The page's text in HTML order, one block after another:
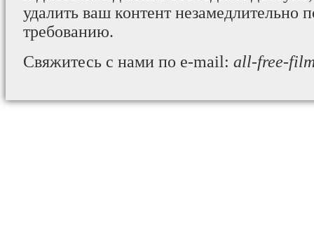
удалить ваш контент незамедлительно
требованию.
Свяжитесь с нами по e-mail: all-free-